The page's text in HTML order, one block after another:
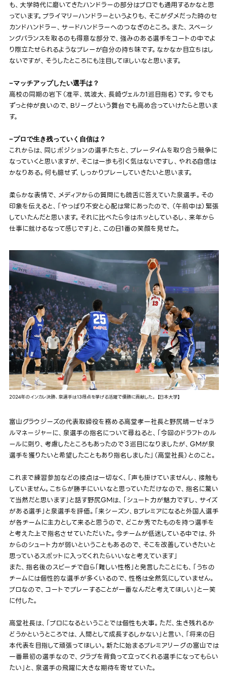
も、大学時代に磨いてきたハンドラーの部分はプロでも通用するかなと思
っています。プライマリーハンドラーというよりも、そこがダメだった時のセ
カンドハンドラー、サードハンドラーへのつなぎのところ。また、スペーシ
ングバランスを取るのも得意な部分で、強みのある選手をコートの中でよ
り際立たせられるようなプレーが自分の持ち味です。なかなか目立ちはし
ないですが、そうしたところにも注目してほしいなと思います。
−マッチアップしたい選手は？
高校の同期の岩下（准平、筑波大、長崎ヴェルカ1巡目指名）です。今でも
ずっと仲が良いので、Bリーグという舞台でも高め合っていけたらと思いま
す。
−プロで生き残っていく自信は？
これからは、同じポジションの選手たちと、プレータイムを取り合う競争に
なっていくと思いますが、そこは一歩も引く気はないですし、やれる自信は
かなりある。何も臆せず、しっかりプレーしていきたいと思います。
柔らかな表情で、メディアからの質問にも饒舌に答えていた泉選手。その
印象を伝えると、「やっぱり不安と心配は常にあったので、（午前中は）緊張
していたんだと思います。それに比べたら今はホッとしているし、来年から
仕事に就けるなって感じです」と、この日1番の笑顔を見せた。
2024年のインカレ決勝、泉選手は13得点を挙げる活躍で優勝に貢献した。 【日本大学】
富山グラウジーズの代表取締役を務める高堂孝一社長と野尻晴一ゼネラ
ルマネージャーに、泉選手の指名について尋ねると、「今回のドラフトのル
ールに則り、考慮したところもあったので３巡目になりましたが、GMが泉
選手を獲りたいと希望したこともあり指名しました」（高堂社長）とのこと。
これまで練習参加などの接点は一切なく、「声も掛けていませんし、接触も
していません。こちらが勝手にいいなと思っていただけなので、指名に驚い
て当然だと思います」と話す野尻GMは、「シュート力が魅力ですし、サイズ
がある選手」と泉選手を評価。「来シーズン、Bプレミアになると外国人選手
が各チームに主力として来ると思うので、どこか秀でたものを持つ選手を
と考えた上で指名させていただいた。今チームが低迷している中では、外
からのシュート力が弱いということもあるので、そこを改善していきたいと
思っているスポットに入ってくれたらいいなと考えています」
また、指名後のスピーチで自ら「難しい性格」と発言したことにも、「うちの
チームには個性的な選手が多くいるので、性格は全然気にしていません。
プロなので、コートでプレーすることが一番なんだと考えてほしい」と一笑
に付した。
高堂社長は、「プロになるということでは個性も大事。ただ、生き残れるか
どうかというところでは、人間として成長するしかない」と言い、「将来の日
本代表を目指して頑張ってほしい。新たに始まるプレミアリーグの富山では
一番最初の選手なので、クラブを背負って立ってくれる選手になってもらい
たい」と、泉選手の飛躍に大きな期待を寄せていた。